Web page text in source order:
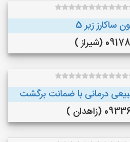
زیر 5
(شیراز )
درمانی با ضمانت برگشت
)